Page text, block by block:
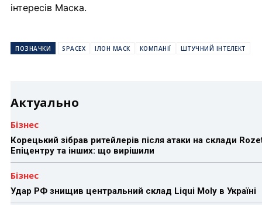
інтересів Маска.
ПОЗНАЧКИ SPACEX ІЛОН МАСК КОМПАНІЇ ШТУЧНИЙ ІНТЕЛЕКТ
Актуально
Бізнес
Корецький зібрав ритейлерів після атаки на склади
Епіцентру та інших: що вирішили
Бізнес
Удар РФ знищив центральний склад Liqui Moly в Україні